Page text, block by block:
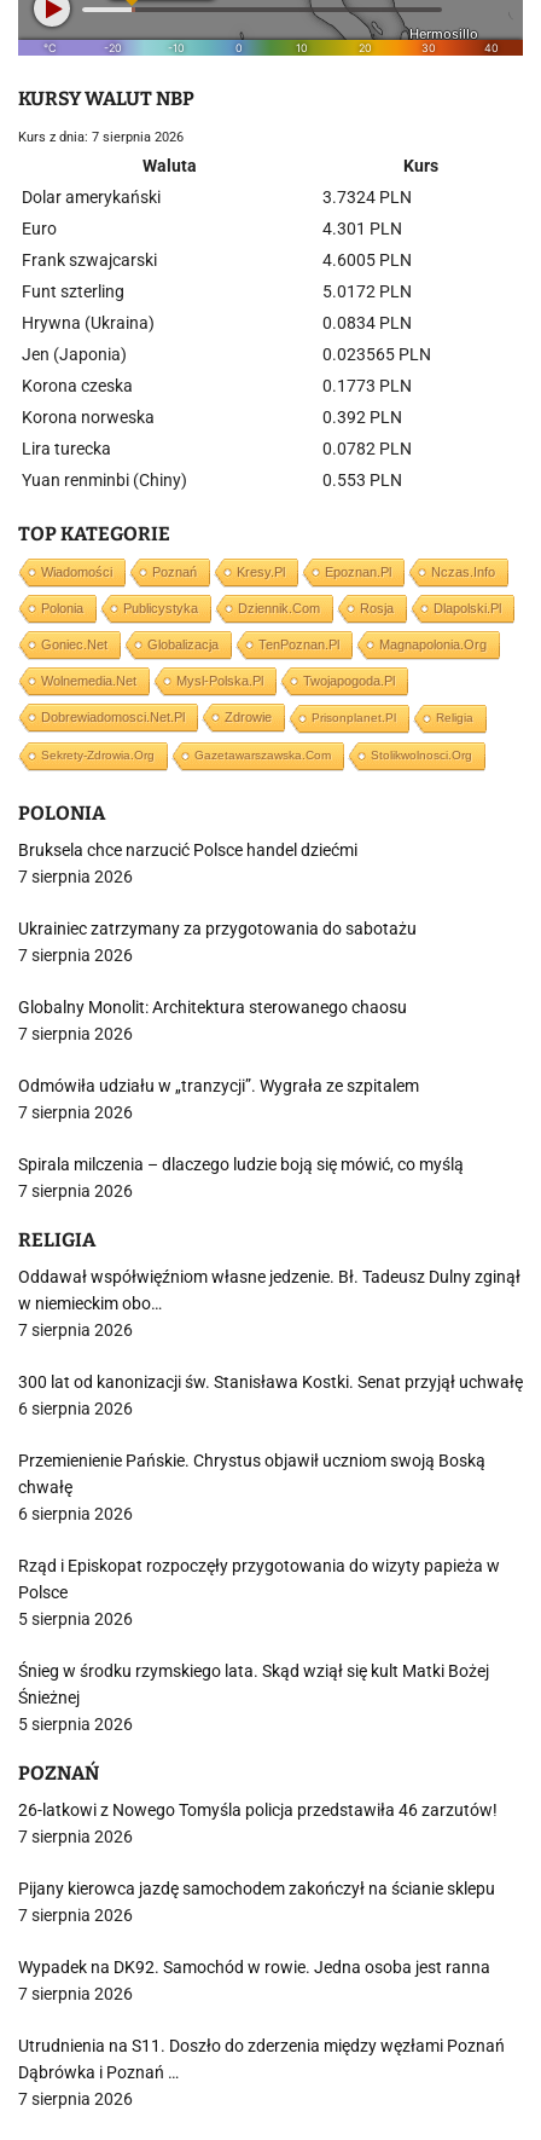
KURSY WALUT NBP
Kurs z dnia: 7 sierpnia 2026
Waluta
Kurs
Dolar amerykański
3.7324 PLN
Euro
4.301 PLN
Frank szwajcarski
4.6005 PLN
Funt szterling
5.0172 PLN
Hrywna (Ukraina)
0.0834 PLN
Jen (Japonia)
0.023565 PLN
Korona czeska
0.1773 PLN
Korona norweska
0.392 PLN
Lira turecka
0.0782 PLN
Yuan renminbi (Chiny)
0.553 PLN
TOP KATEGORIE
Wiadomości Poznań Kresy.pl Epoznan.pl Nczas.info
Polonia Publicystyka Dziennik.com Rosja Dlapolski.pl
Goniec.net Globalizacja TenPoznan.pl Magnapolonia.org
Wolnemedia.net Mysl-Polska.pl Twojapogoda.pl
Dobrewiadomosci.net.pl Zdrowie Prisonplanet.pl Religia
Sekrety-Zdrowia.org Gazetawarszawska.com Stolikwolnosci.org
POLONIA
Bruksela chce narzucić Polsce handel dziećmi
7 sierpnia 2026
Ukrainiec zatrzymany za przygotowania do sabotażu
7 sierpnia 2026
Globalny Monolit: Architektura sterowanego chaosu
7 sierpnia 2026
Odmówiła udziału w „tranzycji”. Wygrała ze szpitalem
7 sierpnia 2026
Spirala milczenia – dlaczego ludzie boją się mówić, co myślą
7 sierpnia 2026
RELIGIA
Oddawał współwięźniom własne jedzenie. Bł. Tadeusz Dulny zginął
w niemieckim obo…
7 sierpnia 2026
300 lat od kanonizacji św. Stanisława Kostki. Senat przyjął uchwałę
6 sierpnia 2026
Przemienienie Pańskie. Chrystus objawił uczniom swoją Boską
chwałę
6 sierpnia 2026
Rząd i Episkopat rozpoczęły przygotowania do wizyty papieża w
Polsce
5 sierpnia 2026
Śnieg w środku rzymskiego lata. Skąd wziął się kult Matki Bożej
Śnieżnej
5 sierpnia 2026
POZNAŃ
26-latkowi z Nowego Tomyśla policja przedstawiła 46 zarzutów!
7 sierpnia 2026
Pijany kierowca jazdę samochodem zakończył na ścianie sklepu
7 sierpnia 2026
Wypadek na DK92. Samochód w rowie. Jedna osoba jest ranna
7 sierpnia 2026
Utrudnienia na S11. Doszło do zderzenia między węzłami Poznań
Dąbrówka i Poznań …
7 sierpnia 2026